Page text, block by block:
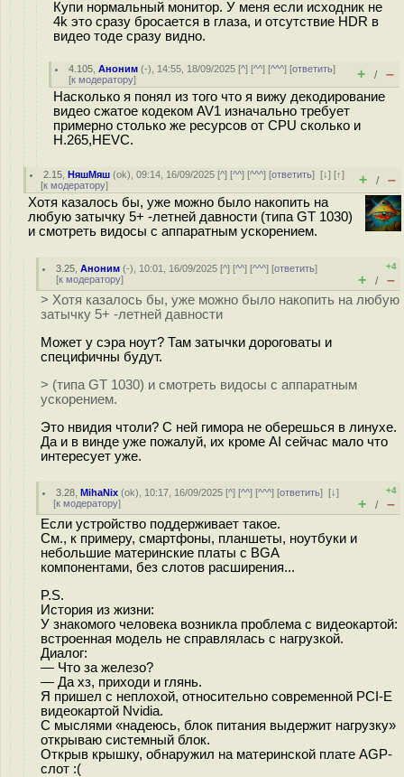
Купи нормальный монитор. У меня если исходник не
4k это сразу бросается в глаза, и отсутствие HDR в
видео тоде сразу видно.
4.105 ,Аноним (-), 14:55, 18/09/2025 [^] [^^] [^^^] [ответить]
[к модератору] + / –
Насколько я понял из того что я вижу декодирование
видео сжатое кодеком AV1 изначально требует
примерно столько же ресурсов от CPU сколько и
H.265,HEVC.
2.15 ,НяшМяш (ok), 09:14, 16/09/2025 [^] [^^] [^^^] [ответить][↓] [↑]
[к модератору] + / –
Хотя казалось бы, уже можно было накопить на
любую затычку 5+ -летней давности (типа GT 1030)
и смотреть видосы с аппаратным ускорением.
3.25 ,Аноним (-), 10:01, 16/09/2025 [^] [^^] [^^^] [ответить]
[к модератору]
+4
+ / –
> Хотя казалось бы, уже можно было накопить на любую
затычку 5+ -летней давности
Может у сэра ноут? Там затычки дороговаты и
специфичны будут.
> (типа GT 1030) и смотреть видосы с аппаратным
ускорением.
Это нвидия чтоли? С ней гимора не оберешься в линухе.
Да и в винде уже пожалуй, их кроме AI сейчас мало что
интересует уже.
3.28 ,MihaNix (ok), 10:17, 16/09/2025 [^] [^^] [^^^] [ответить][↓]
[к модератору]
+4
+ / –
Если устройство поддерживает такое.
См., к примеру, смартфоны, планшеты, ноутбуки и
небольшие материнские платы с BGA
компонентами, без слотов расширения...
P.S.
История из жизни:
У знакомого человека возникла проблема с видеокартой:
встроенная модель не справлялась с нагрузкой.
Диалог:
— Что за железо?
— Да хз, приходи и глянь.
Я пришел с неплохой, относительно современной PCI-E
видеокартой Nvidia.
С мыслями «надеюсь, блок питания выдержит нагрузку»
открываю системный блок.
Открыв крышку, обнаружил на материнской плате AGP-
слот :(